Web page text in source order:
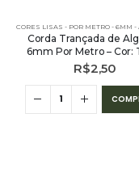
PE – 6MM – ALGODÃO - POR METRO,
Corda Trançada de
6mm Por Metro – Cor:
R$2,50